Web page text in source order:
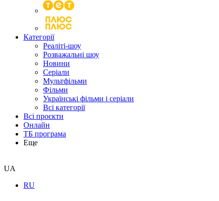
Категорії
Реаліті-шоу
Розважальні шоу
Новини
Серіали
Мультфільми
Фільми
Українські фільми і серіали
Всі категорії
Всі проєкти
Онлайн
ТБ програма
Еще
UA
RU